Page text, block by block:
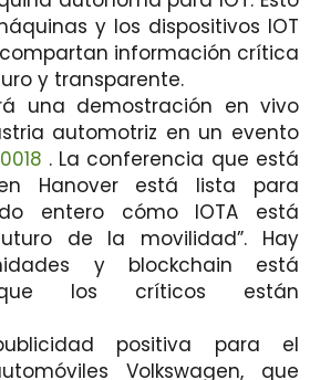
y los dispositivos IOT
información crítica
y transparente.
una demostración en vivo
automotriz en un evento
. La conferencia que está
Hanover está lista para
entero cómo IOTA está
de la movilidad”. Hay
y blockchain está
que los críticos están
positiva para el
Volkswagen, que